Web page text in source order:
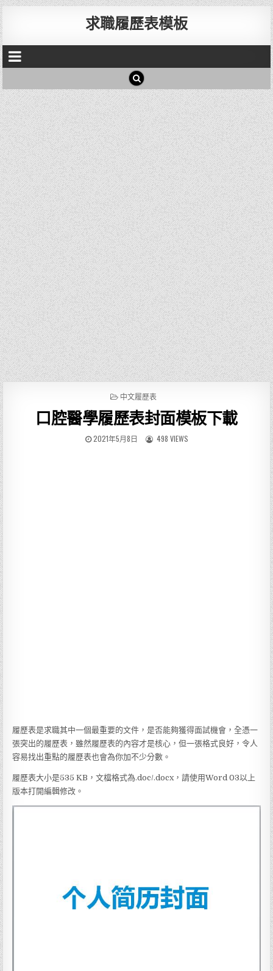
求職履歷表模板
P
S
T
E
中文履歷表
口腔醫學履歷表封面模板下載
2021年5月8日 498 VIEWS
履歷表是求職其中一個最重要的文件，是否能夠獲得面試機會，全憑一
張突出的履歷表，雖然履歷表的內容才是核心，但一張格式良好，令人
容易找出重點的履歷表也會為你加不少分數。
履歷表大小是535 KB，文檔格式為.doc/.docx，請使用Word 03以上
版本打開編輯修改。